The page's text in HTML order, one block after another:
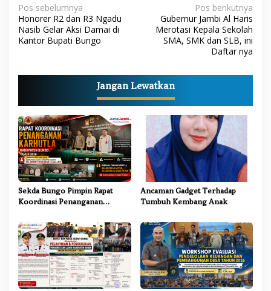
N
a
v
g
s
i
p
o
s
Pos sebelumnya
Honorer R2 dan R3 Ngadu
Nasib Gelar Aksi Damai di
Kantor Bupati Bungo
Pos berikutnya
Gubernur Jambi Al Haris
Merotasi Kepala Sekolah
SMA, SMK dan SLB, ini
Daftar nya
Jangan Lewatkan
Sekda Bungo Pimpin Rapat
Koordinasi Penanganan
Sinergi Lintas Sektor
Ancaman Gadget Terhadap
Tumbuh Kembang Anak